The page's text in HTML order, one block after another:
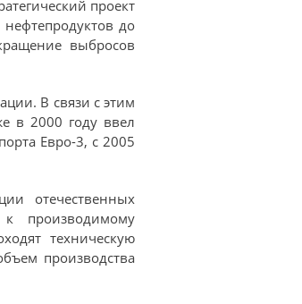
проект
до
выбросов
В связи с этим
в 2000 году ввел
Евро-3, с 2005
отечественных
к производимому
техническую
производства